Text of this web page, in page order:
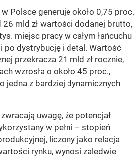
Polsce generuje około 0,75 proc.
26 mld zł wartości dodanej brutto,
miejsc pracy w całym łańcuchu
dystrybucję i detal. Wartość
przekracza 21 mld zł rocznie,
wzrosła o około 45 proc.,
jedna z bardziej dynamicznych
uwagę, że potencjał
w pełni – stopień
liczony jako relacja
rynku, wynosi zaledwie